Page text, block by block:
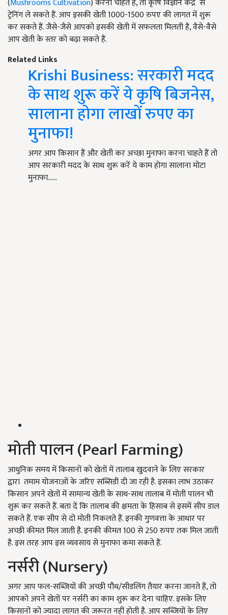
(Mushrooms Cultivation) करना चाहते हैं, तो कृषि विज्ञान केंद्र से
ट्रेनिंग ले सकते हैं. आप इसकी खेती 1000-1500 रुपए की लागत में शुरू
कर सकते हैं. जैसे-जैसे आपको इसकी खेती में सफलता मिलती है, वैसे-वैसे
आप खेती के स्तर को बढ़ा सकते हैं.
Related Links
Krishi Business: सरकारी मदद
के साथ शुरू करें ये कृषि बिजनेस,
सालाना होगा लाखों रुपए का
मुनाफा!
अगर आप किसान हैं और खेती कर अच्छा मुनाफा करना चाहते हैं तो
आप सरकारी मदद के साथ शुरू करें ये काम होगा सालाना मोटा
मुनाफा...…
मोती पालन (Pearl Farming)
आधुनिक समय में किसानों को खेतों में तालाब खुदवाने के लिए सरकार
द्वारा तमाम योजनाओं के जरिए सब्सिडी दी जा रही है. इसका लाभ उठाकर
किसान अपने खेतों में सामान्य खेती के साथ-साथ तालाब में मोती पालन भी
शुरू कर सकते हैं. बता दें कि तालाब की क्षमता के हिसाब से इसमें सीप डाल
सकते हैं. एक सीप से दो मोती निकलते हैं. इनकी गुणवत्ता के आधार पर
अच्छी कीमत मिल जाती है. इनकी कीमत 100 से 250 रुपए तक मिल जाती
है. इस तरह आप इस व्यवसाय से मुनाफा कमा सकते हैं.
नर्सरी (Nursery)
अगर आप फल-सब्जियों की अच्छी पौध/सीडलिंग तैयार करना जानते हैं, तो
आपको अपने खेतों पर नर्सरी का काम शुरू कर देना चाहिए. इसके लिए
किसानों को ज्यादा लागत की जरूरत नहीं होती है. आप सब्जियों के लिए